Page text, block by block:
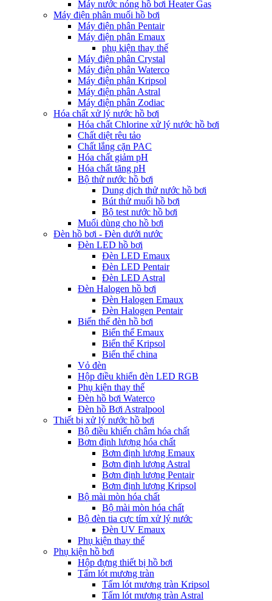
Máy nước nóng hồ bơi Heater Gas
Máy điện phân muối hồ bơi
Máy điện phân Pentair
Máy điện phân Emaux
phụ kiện thay thế
Máy điện phân Crystal
Máy điện phân Waterco
Máy điện phân Kripsol
Máy điện phân Astral
Máy điện phân Zodiac
Hóa chất xử lý nước hồ bơi
Hóa chất Chlorine xử lý nước hồ bơi
Chất diệt rêu tảo
Chất lắng cặn PAC
Hóa chất giảm pH
Hóa chất tăng pH
Bộ thử nước hồ bơi
Dung dịch thử nước hồ bơi
Bút thử muối hồ bơi
Bộ test nước hồ bơi
Muối dùng cho hồ bơi
Đèn hồ bơi - Đèn dưới nước
Đèn LED hồ bơi
Đèn LED Emaux
Đèn LED Pentair
Đèn LED Astral
Đèn Halogen hồ bơi
Đèn Halogen Emaux
Đèn Halogen Pentair
Biến thế đèn hồ bơi
Biến thế Emaux
Biến thế Kripsol
Biến thế china
Vỏ đèn
Hộp điều khiển đèn LED RGB
Phụ kiện thay thế
Đèn hồ bơi Waterco
Đèn hồ Bơi Astralpool
Thiết bị xử lý nước hồ bơi
Bộ điều khiển châm hóa chất
Bơm định lượng hóa chất
Bơm định lượng Emaux
Bơm định lượng Astral
Bơm định lượng Pentair
Bơm định lượng Kripsol
Bộ mài mòn hóa chất
Bộ mài mòn hóa chất
Bộ đèn tia cực tím xử lý nước
Đèn UV Emaux
Phụ kiện thay thế
Phụ kiện hồ bơi
Hộp đựng thiết bị hồ bơi
Tấm lót mương tràn
Tấm lót mương tràn Kripsol
Tấm lót mương tràn Astral